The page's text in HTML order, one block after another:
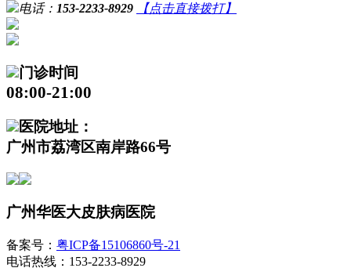
电话： 153-2233-8929 【点击直接拨打】
门诊时间
08:00-21:00
医院地址：
广州市荔湾区南岸路66号
广州华医大皮肤病医院
备案号： 粤ICP备15106860号-21
电话热线：153-2233-8929